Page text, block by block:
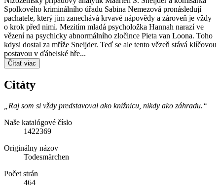
Spolkového kriminálního úřadu Sabina Nemezová pronásledují
pachatele, který jim zanechává krvavé nápovědy a zároveň je vždy
o krok před nimi. Mezitím mladá psycholožka Hannah narazí ve
vězení na psychicky abnormálního zločince Pieta van Loona. Toho
kdysi dostal za mříže Sneijder. Teď se ale tento vězeň stává klíčovou
postavou v ďábelské hře...
Čítať viac
Citáty
„Raj som si vždy predstavoval ako knižnicu, nikdy ako záhradu.“
Naše katalógové číslo
1422369
Originálny názov
Todesmärchen
Počet strán
464